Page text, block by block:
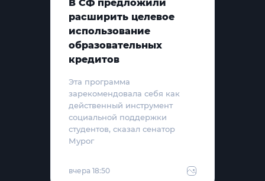
В СФ предложили
расширить целевое
использование
образовательных
кредитов
Эта программа
зарекомендовала себя как
действенный инструмент
социальной поддержки
студентов, сказал сенатор
Мурог
вчера 18:50